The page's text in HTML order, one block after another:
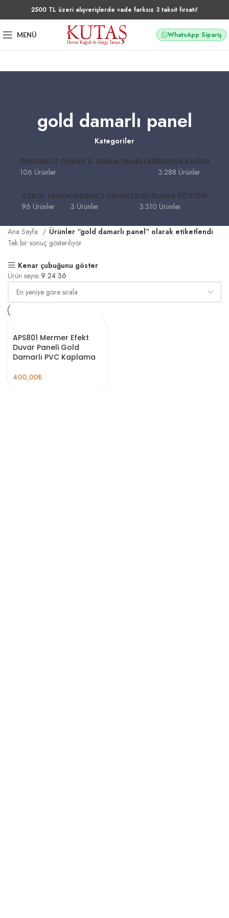
2500 TL üzeri alışverişlerde vade farksız 3 taksit fırsatı!
MENÜ WhatsApp Sipariş
gold damarlı panel
Kategoriler
DEKORATIF DUVAR & TAVAN PANELLERI
106 Ürünler
DUVAR KAĞIDI
3.288 Ürünler
GERGI TAVAN
96 Ürünler
YARDIMCI ÜRÜNLER
3 Ürünler
3D DUVAR POSTERI
3.310 Ürünler
Ana Sayfa
Ürünler “gold damarlı panel” olarak etiketlendi
Tek bir sonuç gösteriliyor
Kenar çubuğunu göster
Ürün sayısı 9 24 36
APS801 Mermer Efekt
Duvar Paneli Gold
Damarlı PVC Kaplama
400,00₺